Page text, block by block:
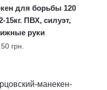
для борьбы 120
15кг. ПВХ, силуэт,
руки
грн.